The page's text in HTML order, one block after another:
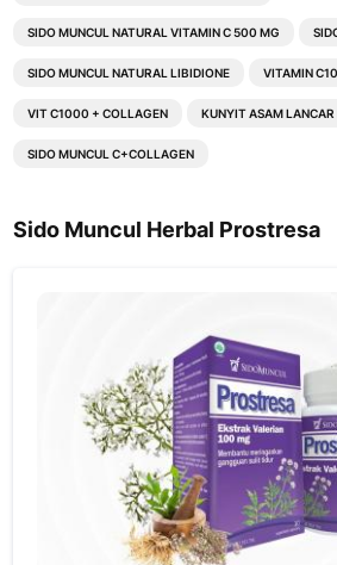
SIDO MUNCUL NATURAL VITAMIN C 500 MG
SIDO MUNCUL NATURAL LIBIDIONE VITAMIN
VIT C1000 + COLLAGEN KUNYIT ASAM
SIDO MUNCUL C+COLLAGEN
Sido Muncul Herbal Prostresa